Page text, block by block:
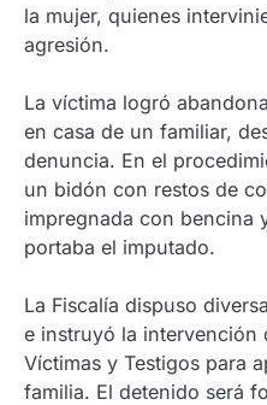
la mujer, quienes
agresión.
La víctima logró
en casa de un familiar,
denuncia. En el
un bidón con restos de
impregnada con bencina
portaba el imputado.
La Fiscalía dispuso
e instruyó la intervención
Víctimas y Testigos para
familia. El detenido será